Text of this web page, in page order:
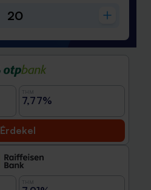
7,77%
Érdekel